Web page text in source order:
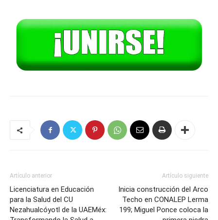
Artículo anterior
Licenciatura en Educación
para la Salud del CU
Nezahualcóyotl de la UAEMéx:
Artículo siguiente
Inicia construcción del Arco
Techo en CONALEP Lerma
199; Miguel Ponce coloca la